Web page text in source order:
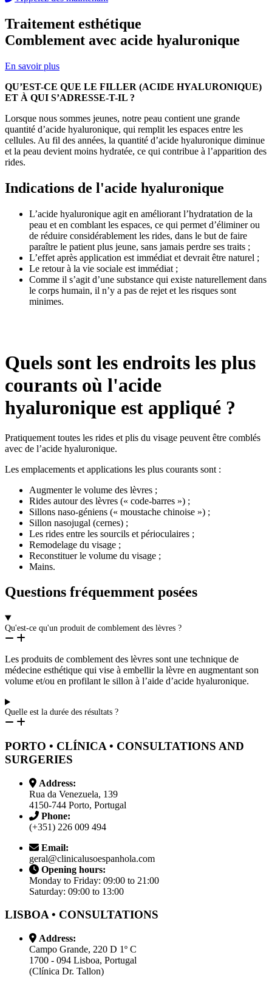
Traitement esthétique
Comblement avec acide hyaluronique
En savoir plus
QU’EST-CE QUE LE FILLER (ACIDE HYALURONIQUE)
ET À QUI S’ADRESSE-T-IL ?
Lorsque nous sommes jeunes, notre peau contient une grande
quantité d’acide hyaluronique, qui remplit les espaces entre les
cellules. Au fil des années, la quantité d’acide hyaluronique diminue
et la peau devient moins hydratée, ce qui contribue à l’apparition des
rides.
Indications de l'acide hyaluronique
L’acide hyaluronique agit en améliorant l’hydratation de la
peau et en comblant les espaces, ce qui permet d’éliminer ou
de réduire considérablement les rides, dans le but de faire
paraître le patient plus jeune, sans jamais perdre ses traits ;
L’effet après application est immédiat et devrait être naturel ;
Le retour à la vie sociale est immédiat ;
Comme il s’agit d’une substance qui existe naturellement dans
le corps humain, il n’y a pas de rejet et les risques sont
minimes.
Quels sont les endroits les plus
courants où l'acide
hyaluronique est appliqué ?
Pratiquement toutes les rides et plis du visage peuvent être comblés
avec de l’acide hyaluronique.
Les emplacements et applications les plus courants sont :
Augmenter le volume des lèvres ;
Rides autour des lèvres (« code-barres ») ;
Sillons naso-géniens (« moustache chinoise ») ;
Sillon nasojugal (cernes) ;
Les rides entre les sourcils et périoculaires ;
Remodelage du visage ;
Reconstituer le volume du visage ;
Mains.
Questions fréquemment posées
Qu'est-ce qu'un produit de comblement des lèvres ?
Les produits de comblement des lèvres sont une technique de
médecine esthétique qui vise à embellir la lèvre en augmentant son
volume et/ou en profilant le sillon à l’aide d’acide hyaluronique.
Quelle est la durée des résultats ?
PORTO • CLÍNICA • CONSULTATIONS AND
SURGERIES
Address:
Rua da Venezuela, 139
4150-744 Porto, Portugal
Phone:
(+351) 226 009 494
Email:
geral@clinicalusoespanhola.com
Opening hours:
Monday to Friday: 09:00 to 21:00
Saturday: 09:00 to 13:00
LISBOA • CONSULTATIONS
Address:
Campo Grande, 220 D 1º C
1700 - 094 Lisboa, Portugal
(Clínica Dr. Tallon)